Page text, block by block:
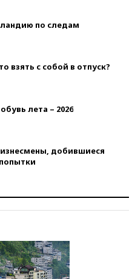
по следам
взять с собой в отпуск?
лета – 2026
добившиеся